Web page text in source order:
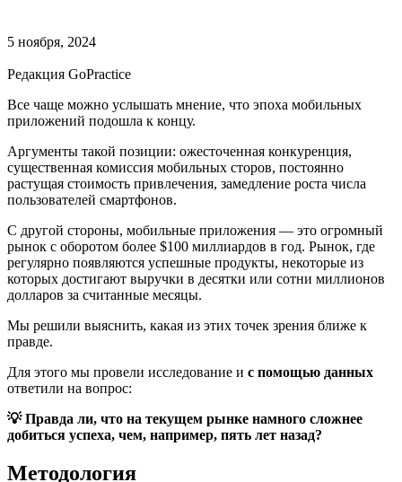
5 ноября, 2024
Редакция GoPractice
Все чаще можно услышать мнение, что эпоха мобильных
приложений подошла к концу.
Аргументы такой позиции: ожесточенная конкуренция,
существенная комиссия мобильных сторов, постоянно
растущая стоимость привлечения, замедление роста числа
пользователей смартфонов.
С другой стороны, мобильные приложения — это огромный
рынок с оборотом более $100 миллиардов в год. Рынок, где
регулярно появляются успешные продукты, некоторые из
которых достигают выручки в десятки или сотни миллионов
долларов за считанные месяцы.
Мы решили выяснить, какая из этих точек зрения ближе к
правде.
Для этого мы провели исследование и с помощью данных
ответили на вопрос:
💡 Правда ли, что на текущем рынке намного сложнее
добиться успеха, чем, например, пять лет назад?
Методология